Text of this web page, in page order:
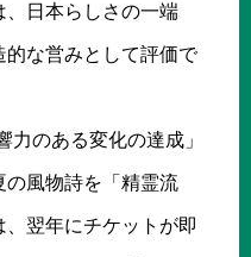
、日本らしさの一端
的な営みとして評価で
のある変化の達成」
の風物詩を「精霊流
翌年にチケットが即